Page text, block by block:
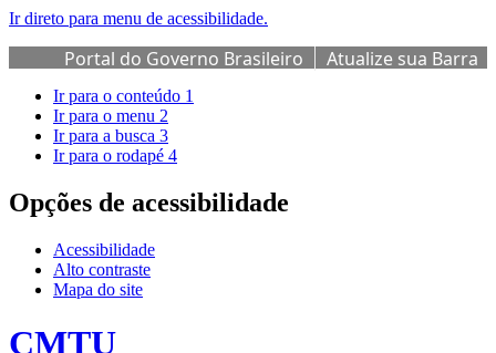
Ir direto para menu de acessibilidade.
Portal do Governo Brasileiro
Atualize sua Barra
de Governo
Ir para o conteúdo 1
Ir para o menu 2
Ir para a busca 3
Ir para o rodapé 4
Opções de acessibilidade
Acessibilidade
Alto contraste
Mapa do site
CMTU